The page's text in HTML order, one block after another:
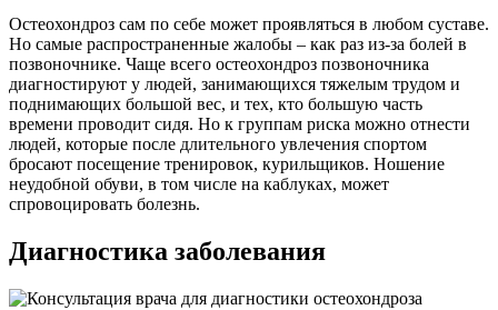
Остеохондроз сам по себе может проявляться в любом суставе.
Но самые распространенные жалобы – как раз из-за болей в
позвоночнике. Чаще всего остеохондроз позвоночника
диагностируют у людей, занимающихся тяжелым трудом и
поднимающих большой вес, и тех, кто большую часть
времени проводит сидя. Но к группам риска можно отнести
людей, которые после длительного увлечения спортом
бросают посещение тренировок, курильщиков. Ношение
неудобной обуви, в том числе на каблуках, может
спровоцировать болезнь.
Диагностика заболевания